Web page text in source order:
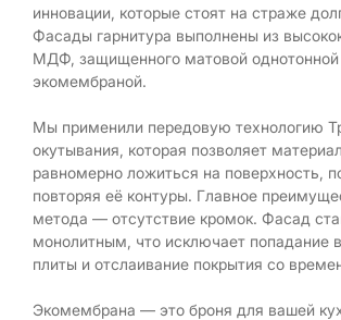
инновации, которые стоят на страже
Фасады гарнитура выполнены из
МДФ, защищенного матовой однотонной
экомембраной.
Мы применили передовую технологию
окутывания, которая позволяет
равномерно ложиться на поверхность,
повторяя её контуры. Главное
метода — отсутствие кромок. Фасад
монолитным, что исключает попадание
плиты и отслаивание покрытия со
Экомембрана — это броня для вашей